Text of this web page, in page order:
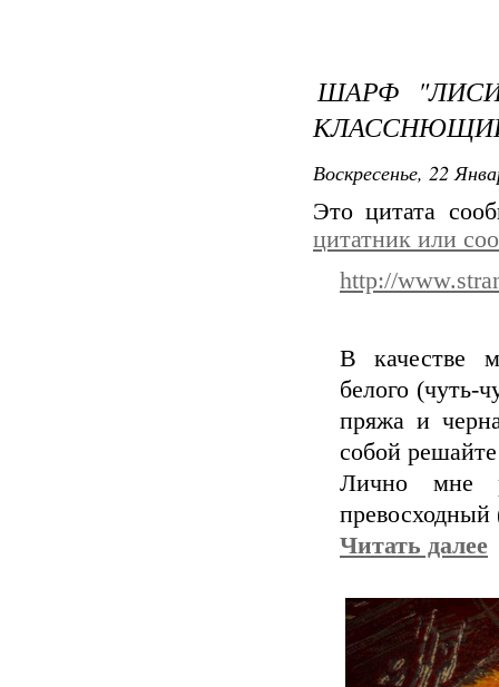
ШАРФ
Воскресенье, 22
Это цитата
цитатник или
http://
В качестве
белого (чуть-
пряжа и
собой
Лично мне
превосходный
Читать далее